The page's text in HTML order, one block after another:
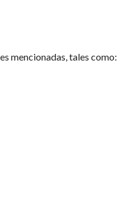
mencionadas, tales como: